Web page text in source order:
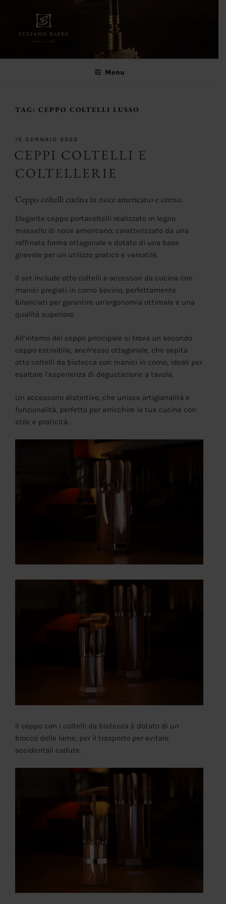
Stefano Raffa
Menu
TAG: CEPPO COLTELLI LUSSO
PUBBLICATO
15 GENNAIO 2022
CEPPI COLTELLI E
COLTELLERIE
Ceppo coltelli cucina in noce americano e corno.
Elegante ceppo portacoltelli realizzato in legno
massello di noce americano, caratterizzato da una
raffinata forma ottagonale e dotato di una base
girevole per un utilizzo pratico e versatile.
Il set include otto coltelli e accessori da cucina con
manici pregiati in corno bovino, perfettamente
bilanciati per garantire un’ergonomia ottimale e una
qualità superiore.
All’interno del ceppo principale si trova un secondo
ceppo estraibile, anch’esso ottagonale, che ospita
otto coltelli da bistecca con manici in corno, ideali per
esaltare l’esperienza di degustazione a tavola.
Un accessorio distintivo, che unisce artigianalità e
funzionalità, perfetto per arricchire la tua cucina con
stile e praticità.
Il ceppo con i coltelli da bistecca è dotato di un
blocco delle lame, per il trasporto per evitare
accidentali cadute.